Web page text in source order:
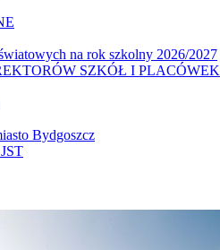
na rok szkolny 2026/2027
SZKÓŁ I PLACÓWEK
Bydgoszcz